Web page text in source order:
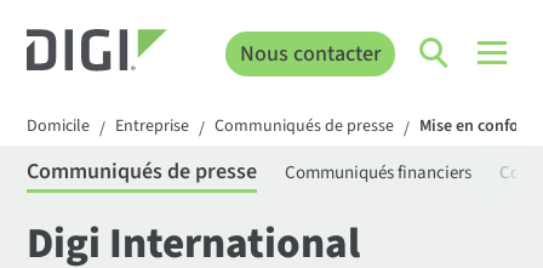
Nous contacter
Domicile / Entreprise / Communiqués de presse / Mise en
Communiqués de presse Communiqués financiers
Digi International